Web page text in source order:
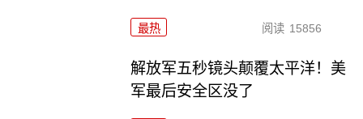
最热 阅读 15856
解放军五秒镜头颠覆太平洋！美
军最后安全区没了